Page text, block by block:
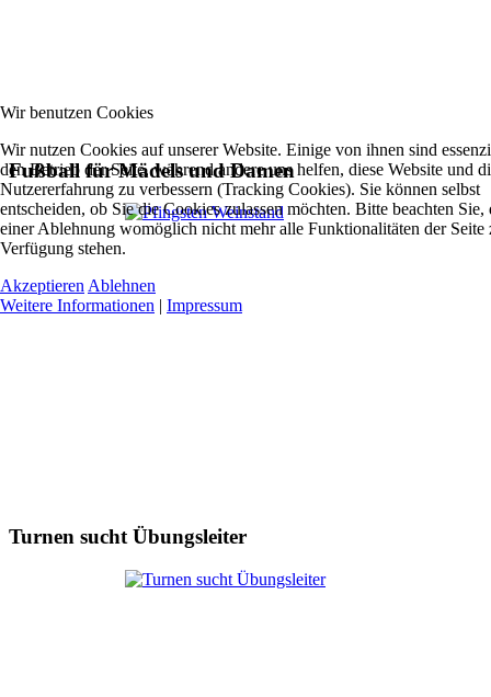
Fußball für Mädels und Damen
Turnen sucht Übungsleiter
Wir benutzen Cookies
Wir nutzen Cookies auf unserer Website. Einige von ihnen sind
den Betrieb der Seite, während andere uns helfen, diese Website und
Nutzererfahrung zu verbessern (Tracking Cookies). Sie können selbst
entscheiden, ob Sie die Cookies zulassen möchten. Bitte beachten Sie,
einer Ablehnung womöglich nicht mehr alle Funktionalitäten der Seite
Verfügung stehen.
Akzeptieren Ablehnen
Weitere Informationen | Impressum